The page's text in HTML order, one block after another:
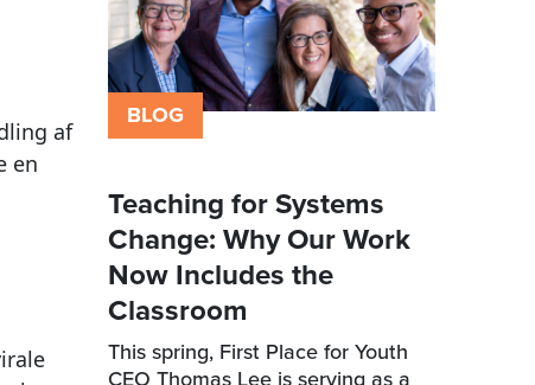
af
en
BLOG
Teaching for Systems
Change: Why Our Work
Now Includes the
Classroom
This spring, First Place for Youth
CEO Thomas Lee is serving as a